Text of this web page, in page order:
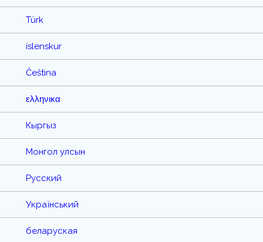
Türk
íslenskur
Čeština
ελληνικα
Кыргыз
Монгол улсын
Русский
Український
беларуская